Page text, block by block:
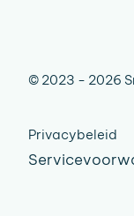
© 2023 - 2026
Privacybeleid